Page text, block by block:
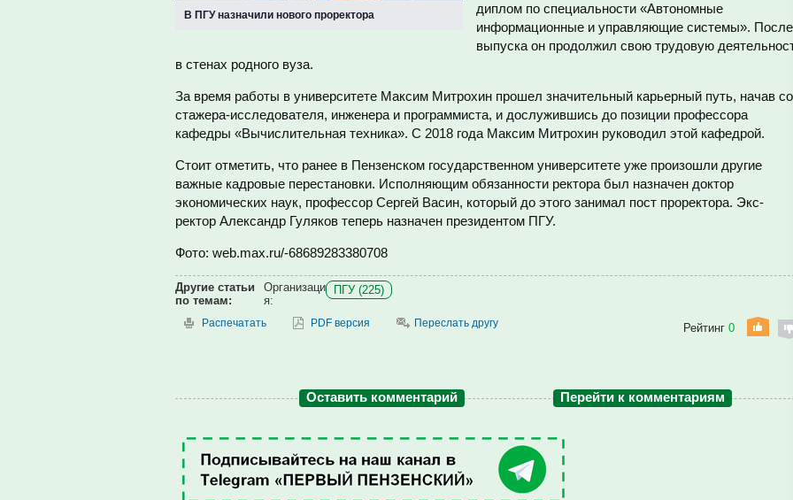
В ПГУ назначили нового проректора
диплом по специальности «Автономные
информационные и управляющие системы». После
выпуска он продолжил свою трудовую
в стенах родного вуза.
За время работы в университете Максим Митрохин прошел значительный карьерный путь, начав со
стажера-исследователя, инженера и программиста, и дослужившись до позиции профессора
кафедры «Вычислительная техника». С 2018 года Максим Митрохин руководил этой кафедрой.
Стоит отметить, что ранее в Пензенском государственном университете уже произошли другие
важные кадровые перестановки. Исполняющим обязанности ректора был назначен доктор
экономических наук, профессор Сергей Васин, который до этого занимал пост проректора. Экс-
ректор Александр Гуляков теперь назначен президентом ПГУ.
Фото: web.max.ru/-68689283380708
Другие статьи
по темам:
Организаци
я:
ПГУ (225)
Распечатать PDF версия Переслать другу Рейтинг 0
Оставить комментарий Перейти к комментариям